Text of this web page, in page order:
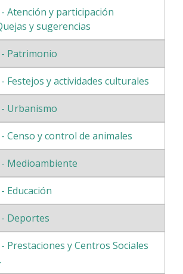
Atención y participación
y sugerencias
- Patrimonio
Festejos y actividades culturales
Urbanismo
Censo y control de animales
Medioambiente
Educación
Deportes
Prestaciones y Centros Sociales